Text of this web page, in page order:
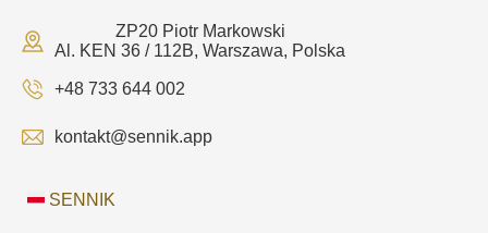
ZP20 Piotr Markowski
Al. KEN 36 / 112B, Warszawa, Polska
+48 733 644 002
kontakt@sennik.app
SENNIK